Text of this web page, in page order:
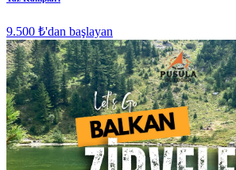
9.500 ₺'dan başlayan